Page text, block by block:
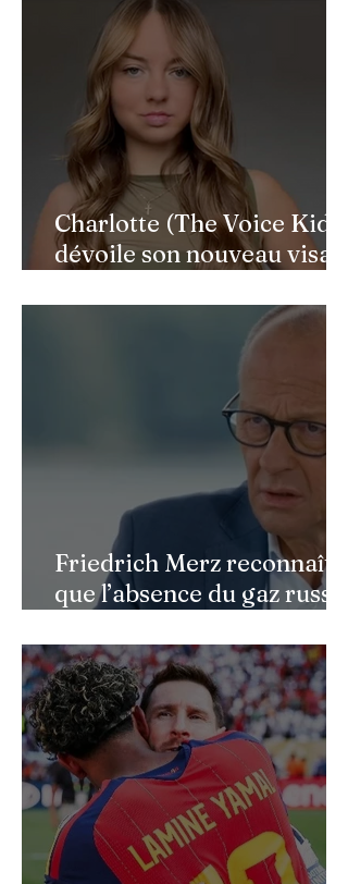
Charlotte (The Voice Kids)
dévoile son nouveau visage
faciale : une renaissance
bouleversante pour ses 16
Friedrich Merz reconnaît
que l’absence du gaz russe
l’économie allemande